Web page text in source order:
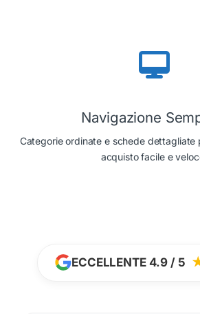
Navigazione
Categorie ordinate e schede dettagliate
acquisto facile e
ECCELLENTE 4.9 / 5